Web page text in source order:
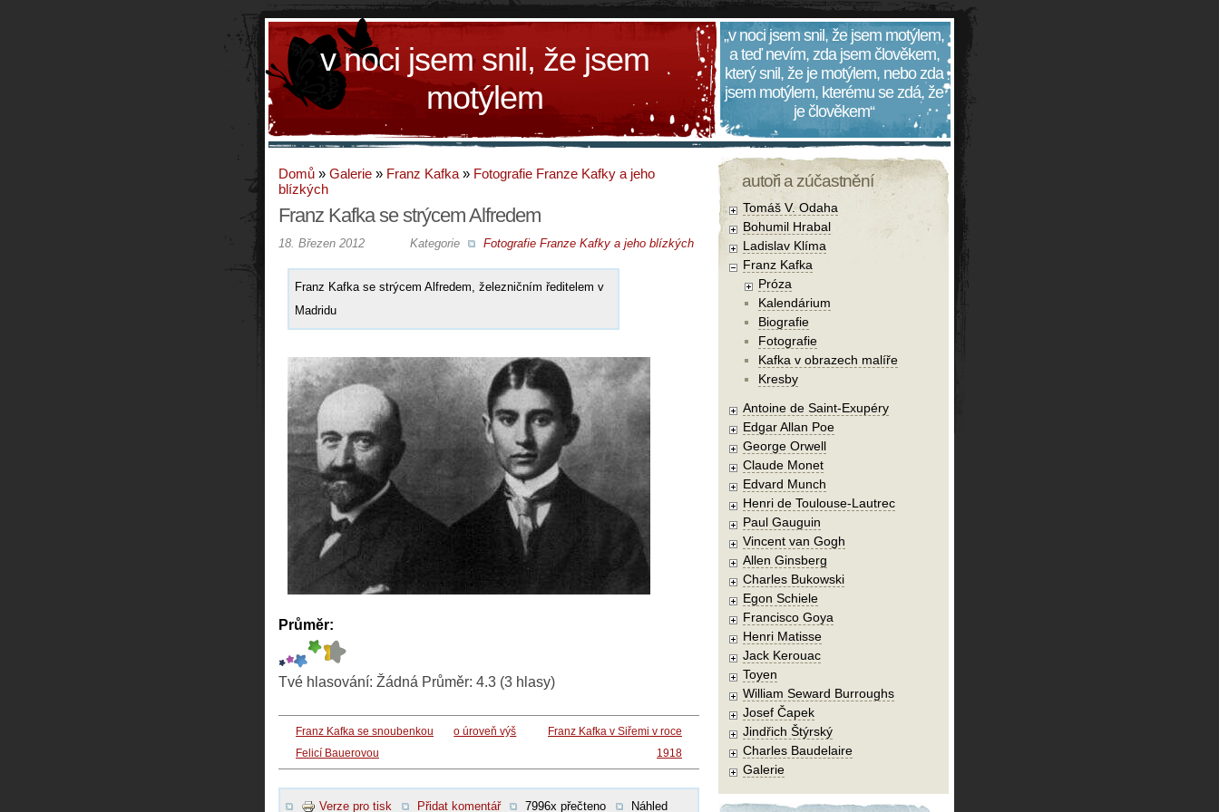
v noci jsem snil, že jsem
motýlem
„v noci jsem snil, že jsem motýlem,
a teď nevím, zda jsem člověkem,
který snil, že je motýlem, nebo zda
jsem motýlem, kterému se zdá, že
je člověkem“
Domů » Galerie » Franz Kafka » Fotografie Franze Kafky a jeho
blízkých
Franz Kafka se strýcem Alfredem
Kategorie Fotografie Franze Kafky a jeho blízkých
18. Březen 2012
Franz Kafka se strýcem Alfredem, železničním ředitelem v
Madridu
Průměr:
Tvé hlasování: Žádná Průměr: 4.3 (3 hlasy)
Franz Kafka se snoubenkou
Felicí Bauerovou
o úroveň výš
Franz Kafka v Siřemi v roce
1918
Verze pro tisk Přidat komentář 7996x přečteno
Náhled
autoři a zúčastnění
Tomáš V. Odaha
Bohumil Hrabal
Ladislav Klíma
Franz Kafka
Próza
Kalendárium
Biografie
Fotografie
Kafka v obrazech malíře
Kresby
Antoine de Saint-Exupéry
Edgar Allan Poe
George Orwell
Claude Monet
Edvard Munch
Henri de Toulouse-Lautrec
Paul Gauguin
Vincent van Gogh
Allen Ginsberg
Charles Bukowski
Egon Schiele
Francisco Goya
Henri Matisse
Jack Kerouac
Toyen
William Seward Burroughs
Josef Čapek
Jindřich Štýrský
Charles Baudelaire
Galerie